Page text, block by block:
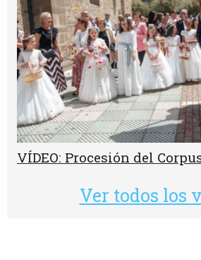
VÍDEO: Procesión del
Ver todos los